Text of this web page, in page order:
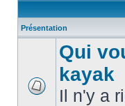
Présentation
Qui
kayak
Il n'y a